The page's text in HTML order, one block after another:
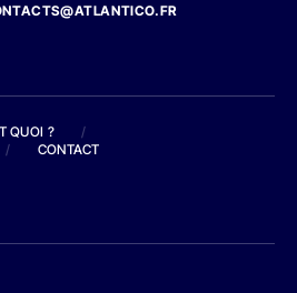
QUOI ?
/
/ CONTACT